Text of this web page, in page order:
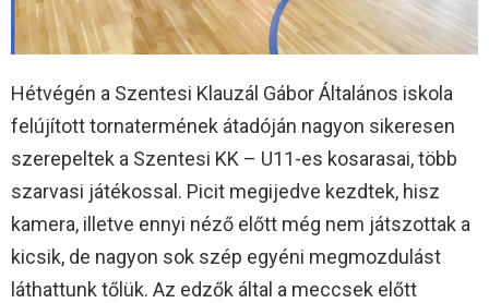
Hétvégén a Szentesi Klauzál Gábor Általános iskola
felújított tornatermének átadóján nagyon sikeresen
szerepeltek a Szentesi KK – U11-es kosarasai, több
szarvasi játékossal. Picit megijedve kezdtek, hisz
kamera, illetve ennyi néző előtt még nem játszottak a
kicsik, de nagyon sok szép egyéni megmozdulást
láthattunk tőlük. Az edzők által a meccsek előtt